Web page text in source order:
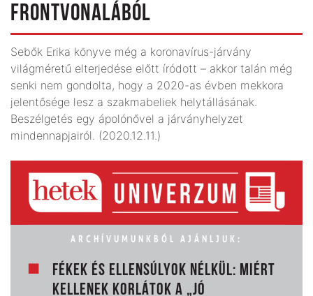
FRONTVONALÁBÓL
Sebők Erika könyve még a koronavírus-járvány
világméretű elterjedése előtt íródott – akkor talán még
senki nem gondolta, hogy a 2020-as évben mekkora
jelentősége lesz a szakmabeliek helytállásának.
Beszélgetés egy ápolónővel a járványhelyzet
mindennapjairól. (2020.12.11.)
ARCHÍVUMUNKBÓL AJÁNLJUK:
FÉKEK ÉS ELLENSÚLYOK NÉLKÜL: MIÉRT
KELLENEK KORLÁTOK A „JÓ